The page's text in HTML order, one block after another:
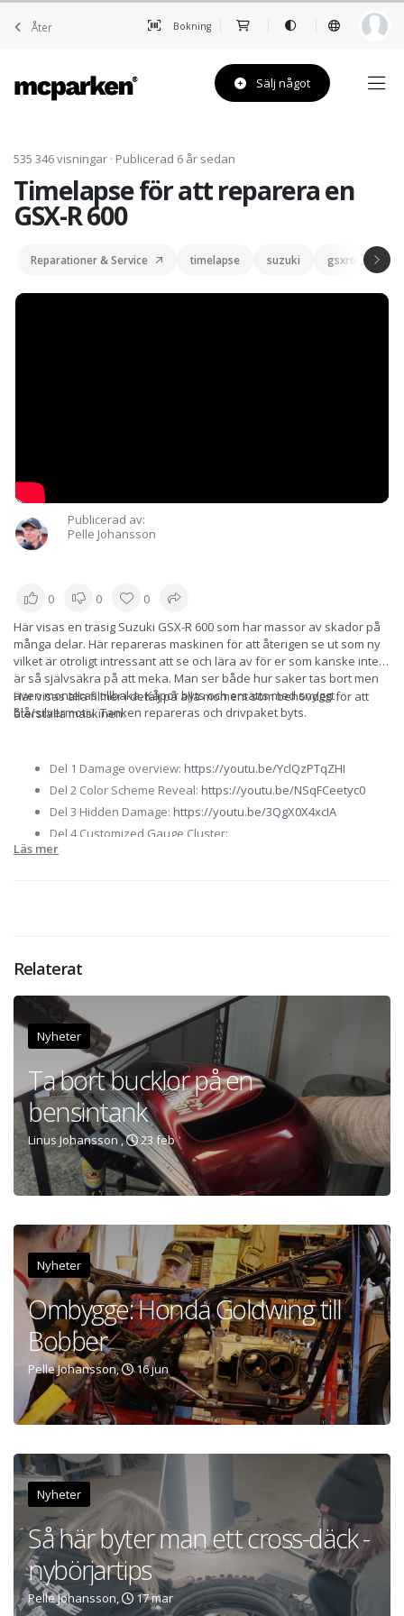
Åter Bokning
Sälj något
535 346 visningar · Publicerad 6 år sedan
Timelapse för att reparera en
GSX-R 600
Reparationer & Service timelapse suzuki gsxr600
Publicerad av:
Pelle Johansson
0 0
0
Här visas en trasig Suzuki GSX-R 600 som har massor av skador på
många delar. Här repareras maskinen för att återigen se ut som ny
vilket är otroligt intressant att se och lära av för er som kanske inte
är så självsäkra på att meka. Man ser både hur saker tas bort men
även monteras tillbaka. Kåpor byts och ersätts med snyggt
blå/silvermotiv. Tanken repareras och drivpaket byts.
Här visas alla filmer i detalj på alla moment som behövdes för att
återställa maskinen:
Del 1 Damage overview: https://youtu.be/YclQzPTqZHI
Del 2 Color Scheme Reveal: https://youtu.be/NSqFCeetyc0
Del 3 Hidden Damage: https://youtu.be/3QgX0X4xcIA
Del 4 Customized Gauge Cluster:
https://youtu.be/_4uboue7alA
Läs mer
Relaterat
Nyheter
Ta bort bucklor på en
bensintank
Linus Johansson , 23 feb
Nyheter
Ombygge: Honda Goldwing till
Bobber
Pelle Johansson, 16 jun
Nyheter
Så här byter man ett cross-däck -
nybörjartips
Pelle Johansson, 17 mar